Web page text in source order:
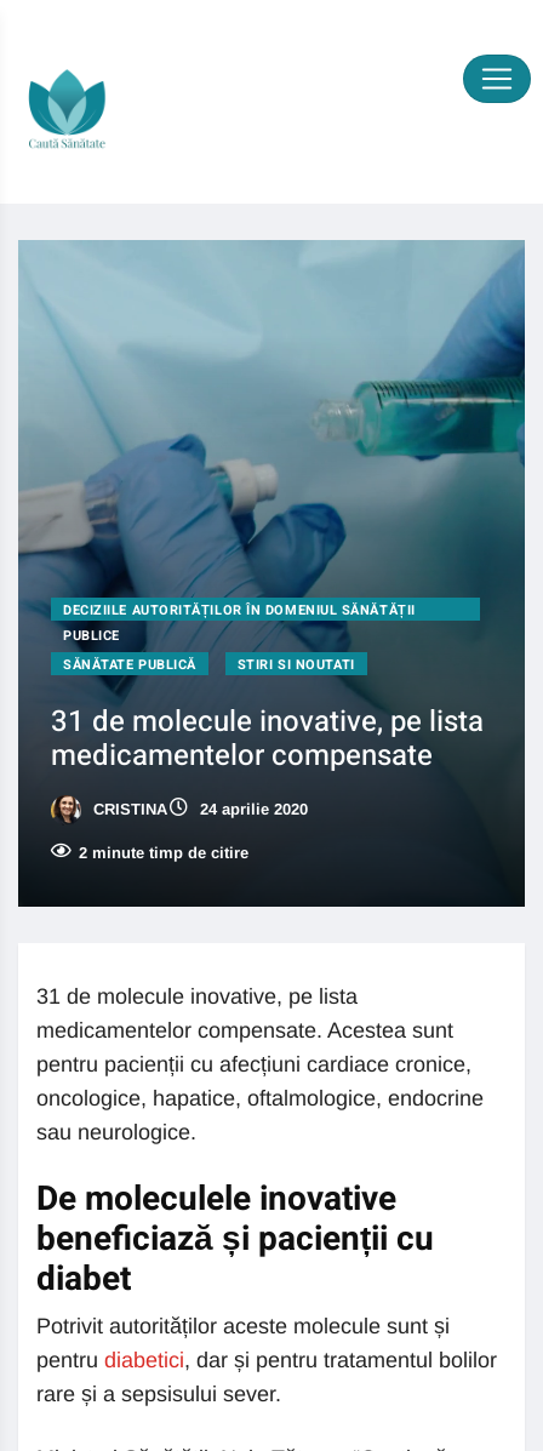
DECIZIILE AUTORITĂȚILOR ÎN DOMENIUL SĂNĂTĂȚII
PUBLICE
SĂNĂTATE PUBLICĂ
STIRI SI NOUTATI
31 de molecule inovative, pe lista
medicamentelor compensate
CRISTINA 24 aprilie 2020
2 minute timp de citire
31 de molecule inovative, pe lista
medicamentelor compensate. Acestea sunt
pentru pacienții cu afecțiuni cardiace cronice,
oncologice, hapatice, oftalmologice, endocrine
sau neurologice.
De moleculele inovative
beneficiază și pacienții cu
diabet
Potrivit autorităților aceste molecule sunt și
pentru diabetici, dar și pentru tratamentul bolilor
rare și a sepsisului sever.